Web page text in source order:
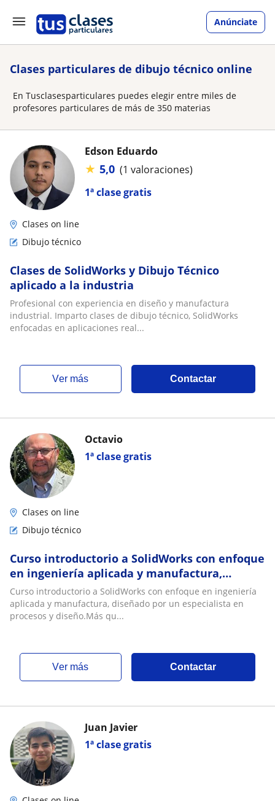
Anúnciate
Clases particulares de dibujo técnico online
En Tusclasesparticulares puedes elegir entre miles de
profesores particulares de más de 350 materias
1ª clase gratis
Edson Eduardo
★ 5,0 (1 valoraciones)
Clases on line
Dibujo técnico
Clases de SolidWorks y Dibujo Técnico
aplicado a la industria
Profesional con experiencia en diseño y manufactura
industrial. Imparto clases de dibujo técnico, SolidWorks
enfocadas en aplicaciones real...
ver más Contactar
1ª clase gratis
Octavio
Clases on line
Dibujo técnico
Curso introductorio a SolidWorks con enfoque
en ingeniería aplicada y manufactura,
diseñado por un especialista en procesos y
diseñ
Curso introductorio a SolidWorks con enfoque en ingeniería
aplicada y manufactura, diseñado por un especialista en
procesos y diseño.Más qu...
ver más Contactar
1ª clase gratis
Juan Javier